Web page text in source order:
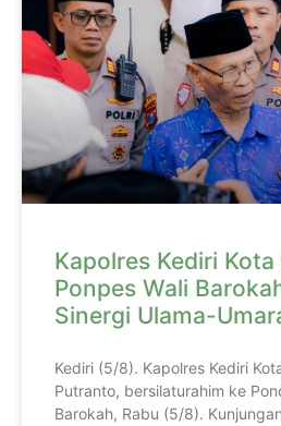
Kapolres Kediri
Ponpes Wali
Sinergi Ulama-
Kediri (5/8). Kapolres Kediri
Putranto, bersilaturahim ke
Barokah, Rabu (5/8).